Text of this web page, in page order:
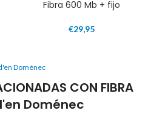
Fibra 600 Mb + fijo
€29,95
Doménec
CON FIBRA
Doménec